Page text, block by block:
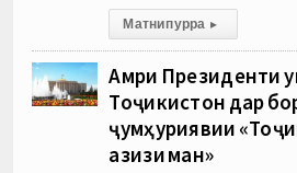
Матни пурра ▸
Амри Президенти
Тоҷикистон дар
ҷумҳуриявии
азизи ман»